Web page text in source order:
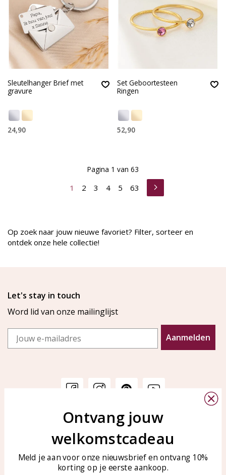
Sleutelhanger Brief met
gravure
24,90
Set Geboortesteen
Ringen
52,90
1 2 3 4 5 63
Pagina 1 van 63
Op zoek naar jouw nieuwe favoriet? Filter, sorteer en
ontdek onze hele collectie!
Let's stay in touch
Word lid van onze mailinglijst
Email
Aanmelden
Veelgestelde vragen
Sieraden onderhouden
KAYA Sieraden
Bellen of WhatsApp Ma-Vr
tussen 09:00-17:00
Tel: 0850003187
Ontvang jouw
welkomstcadeau
Meld je aan voor onze nieuwsbrief en ontvang 10%
korting op je eerste aankoop.